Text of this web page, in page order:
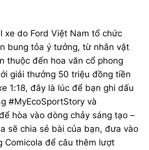
xe do Ford Việt Nam tổ chức
bung tỏa ý tưởng, từ nhân vật
thuộc đến hoa văn cổ phong
giải thưởng 50 triệu đồng tiền
1:18, đây là lúc để bạn ghi dấu
#MyEcoSportStory và
hòa vào dòng chảy sáng tạo –
sẽ chia sẻ bài của bạn, đưa vào
Comicola để câu thêm lượt